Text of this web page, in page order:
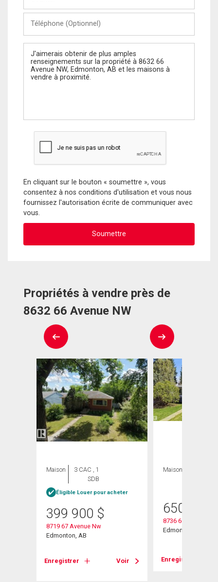
(Optionnel)
Message
En cliquant sur le bouton « soumettre », vous
consentez à nos conditions d'utilisation et vous nous
fournissez l'autorisation écrite de communiquer avec
vous.
Propriétés à vendre près de
8632 66 Avenue NW
Maison
3 CAC , 1
SDB
Éligible Louer pour acheter
399 900 $
8719 67 Avenue Nw
Edmonton, AB
Enregistrer Voir
Maison
650 000
8736 66 Avenue Nw
Edmonton, AB
Enregistrer